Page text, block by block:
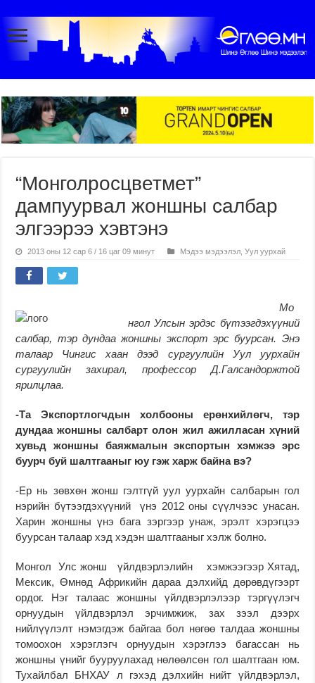
“Монголросцветмет”
дампуурвал жоншны салбар
элгээрээ хэвтэнэ
2013 оны 12 сар 6 / 16 цаг 09 минут Мэдээ мэдээлэл ,Уул уурхай
Мо
нгол Улсын эрдэс бүтээгдэхүүний
салбар, тэр дундаа жоншны экспорт эрс буурсан. Энэ
талаар Чингис хаан дээд сургуулийн Уул уурхайн
сургуулийн захирал, профессор Д.Галсандоржтой
ярилцлаа.
-Та Экспортлогчдын холбооны ерөнхийлөгч, тэр
дундаа жоншны салбарт олон жил ажилласан хүний
хувьд жоншны баяжмалын экспортын хэмжээ эрс
буурч буй шалтгааныг юу гэж харж байна вэ?
-Ер нь зөвхөн жонш гэлт­гүй уул уурхайн сал­барын гол
нэрийн бүтээг­дэхүүний үнэ 2012 оны сүүл­чээс уна­сан.
Харин жоншны үнэ бага зэргээр унаж, эрэлт хэ­рэгцээ
буурсан талаар хэд хэдэн шалтгааныг хэлж болно.
Монгол Улс жонш үйлд­вэр­лэлийн хэмжээгээр Хятад,
Мексик, Өмнөд Аф­рикийн дараа дэлхийд дөрөв­дүгээрт
ордог. Нэг талаас жоншны үйлдвэрлэлээр тэр­гүүлэгч
орнуудын үйлд­вэрлэл эрчимжиж, зах зээл дээрх
нийлүүлэлт нэ­мэг­дэж байгаа бол нөгөө талдаа жоншны
томоохон хэрэглэгч орнуудын хэрэглээ багассан нь
жоншны үнийг бууруулахад нөлөөлсөн гол шалтгаан юм.
Тухайлбал БНХАУ л гэхэд дэлхийн нийт үйлдвэрлэл,